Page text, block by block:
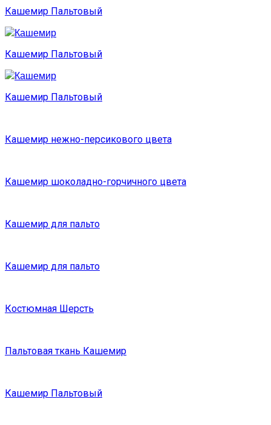
Кашемир Пальтовый
Кашемир Пальтовый
Кашемир Пальтовый
Кашемир нежно-персикового цвета
Кашемир шоколадно-горчичного цвета
Кашемир для пальто
Кашемир для пальто
Костюмная Шерсть
Пальтовая ткань Кашемир
Кашемир Пальтовый